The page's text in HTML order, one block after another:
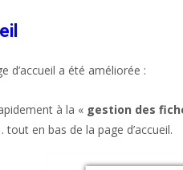
d’accueil a été améliorée :
à la « gestion des
en bas de la page d’accueil.